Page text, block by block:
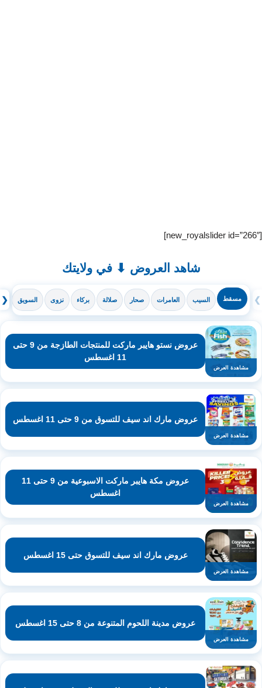
[new_royalslider id=”266″]
شاهد العروض ⬇ في ولايتك
❮ مسقط السيب العامرات صحار صلالة بركاء نزوى السويق ❯
مشاهدة العرض
عروض نستو هايبر ماركت للمنتجات الطازجة من 9 حتى
11 اغسطس
مشاهدة العرض
عروض مارك اند سيف للتسوق من 9 حتى 11 اغسطس
مشاهدة العرض
عروض مكة هايبر ماركت الاسبوعية من 9 حتى 11
اغسطس
مشاهدة العرض
عروض مارك اند سيف للتسوق حتى 15 اغسطس
مشاهدة العرض
عروض مدينة اللحوم المتنوعة من 8 حتى 15 اغسطس